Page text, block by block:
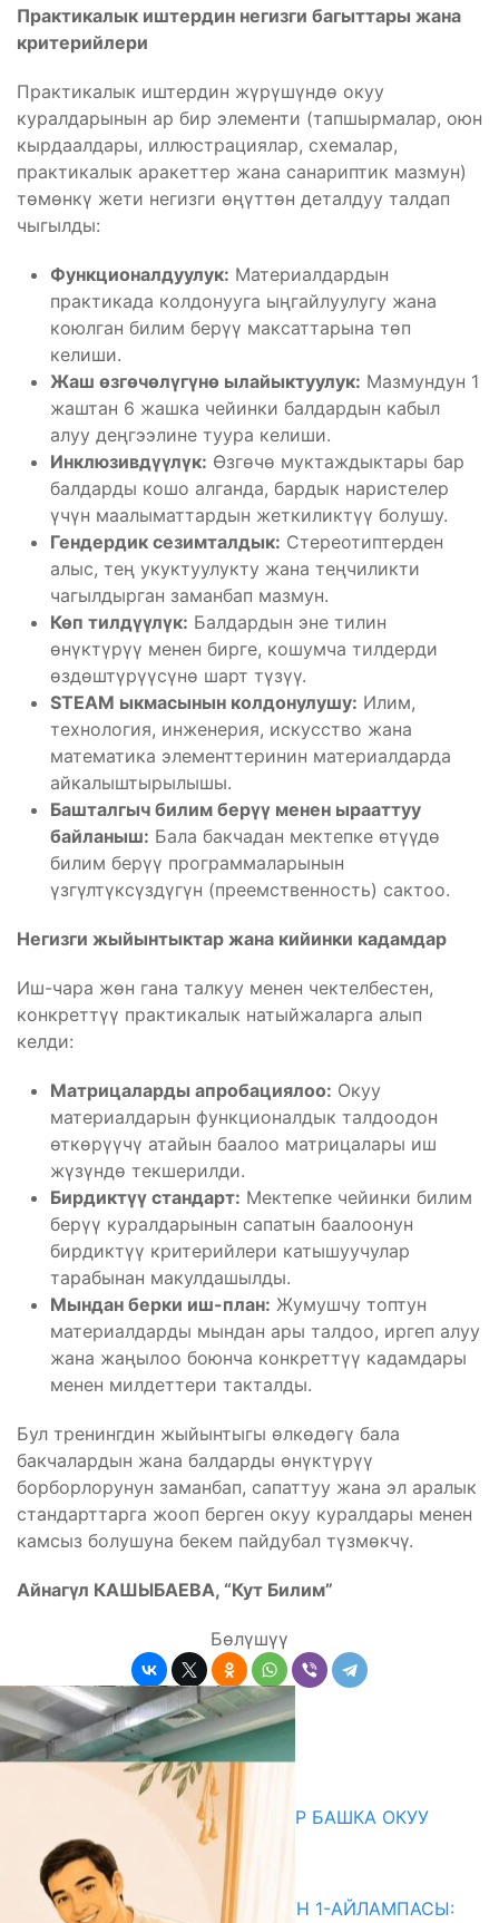
Практикалык иштердин негизги багыттары жана
критерийлери
Практикалык иштердин жүрүшүндө окуу
куралдарынын ар бир элементи (тапшырмалар, оюн
кырдаалдары, иллюстрациялар, схемалар,
практикалык аракеттер жана санариптик мазмун)
төмөнкү жети негизги өңүттөн деталдуу талдап
чыгылды:
Функционалдуулук: Материалдардын
практикада колдонууга ыңгайлуулугу жана
коюлган билим берүү максаттарына төп
келиши.
Жаш өзгөчөлүгүнө ылайыктуулук: Мазмундун 1
жаштан 6 жашка чейинки балдардын кабыл
алуу деңгээлине туура келиши.
Инклюзивдүүлүк: Өзгөчө муктаждыктары бар
балдарды кошо алганда, бардык наристелер
үчүн маалыматтардын жеткиликтүү болушу.
Гендердик сезимталдык: Стереотиптерден
алыс, тең укуктуулукту жана теңчиликти
чагылдырган заманбап мазмун.
Көп тилдүүлүк: Балдардын эне тилин
өнүктүрүү менен бирге, кошумча тилдерди
өздөштүрүүсүнө шарт түзүү.
STEAM ыкмасынын колдонулушу: Илим,
технология, инженерия, искусство жана
математика элементтеринин материалдарда
айкалыштырылышы.
Башталгыч билим берүү менен ырааттуу
байланыш: Бала бакчадан мектепке өтүүдө
билим берүү программаларынын
үзгүлтүксүздүгүн (преемственность) сактоо.
Негизги жыйынтыктар жана кийинки кадамдар
Иш-чара жөн гана талкуу менен чектелбестен,
конкреттүү практикалык натыйжаларга алып
келди:
Матрицаларды апробациялоо: Окуу
материалдарын функционалдык талдоодон
өткөрүүчү атайын баалоо матрицалары иш
жүзүндө текшерилди.
Бирдиктүү стандарт: Мектепке чейинки билим
берүү куралдарынын сапатын баалоонун
бирдиктүү критерийлери катышуучулар
тарабынан макулдашылды.
Мындан берки иш-план: Жумушчу топтун
материалдарды мындан ары талдоо, иргеп алуу
жана жаңылоо боюнча конкреттүү кадамдары
менен милдеттери такталды.
Бул тренингдин жыйынтыгы өлкөдөгү бала
бакчалардын жана балдарды өнүктүрүү
борборлорунун заманбап, сапаттуу жана эл аралык
стандарттарга жооп берген окуу куралдары менен
камсыз болушуна бекем пайдубал түзмөкчү.
Айнагүл КАШЫБАЕВА, “Кут Билим”
Бөлүшүү
Комментарийлер
Акыркы жаңылыктар
АККРЕДИТАЦИЯ: СТУДЕНТТЕР БАШКА ОКУУ
ЖАЙЛАРГА КОТОРУЛАТ
06.08.2026
ДИРЕКТОРЛОРДУ ТАНДООНУН 1-АЙЛАМПАСЫ: